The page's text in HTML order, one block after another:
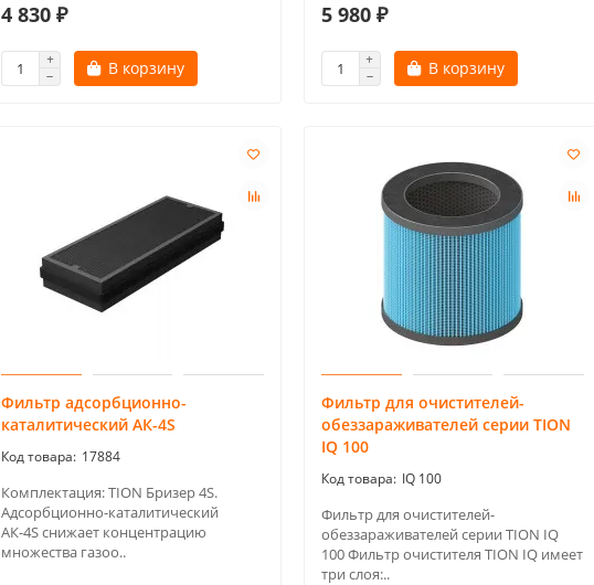
4 830 ₽
В корзину
5 980 ₽
В корзину
Фильтр адсорбционно-
каталитический АК-4S
17884
Комплектация: TION Бризер 4S.
Адсорбционно-каталитический
АК-4S снижает концентрацию
множества газоо..
Фильтр для очистителей-
обеззараживателей серии TION
IQ 100
IQ 100
Фильтр для очистителей-
обеззараживателей серии TION IQ
100 Фильтр очистителя TION IQ имеет
три слоя:..